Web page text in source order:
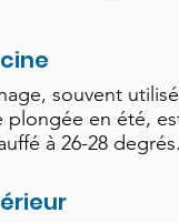
souvent utilisé
plongée en été,
à 26-28 degrés.